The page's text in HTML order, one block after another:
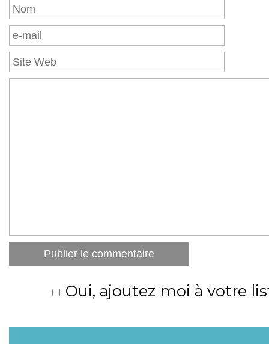
Oui, ajoutez moi à votre